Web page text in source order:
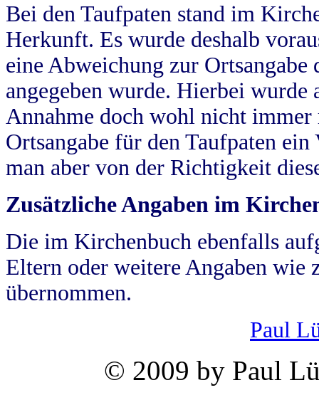
Bei den Taufpaten stand im
Herkunft. Es wurde deshalb
eine Abweichung zur
angegeben wurde. Hierbei wurde
Annahme doch wohl nicht
Ortsangabe für den Taufpaten
man aber von der Richtigkeit
Zusätzliche Angaben im
Die im Kirchenbuch ebenfalls
Eltern oder weitere Angaben wie
übernommen.
Paul
© 2009 by Paul